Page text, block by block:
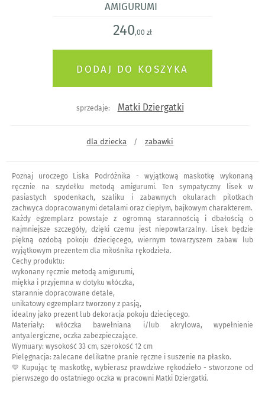
amigurumi
240,00 zł
sprzedaje: Matki Dziergatki
dla dziecka / zabawki
Poznaj uroczego Liska Podróżnika - wyjątkową maskotkę wykonaną
ręcznie na szydełku metodą amigurumi. Ten sympatyczny lisek w
pasiastych spodenkach, szaliku i zabawnych okularach pilotkach
zachwyca dopracowanymi detalami oraz ciepłym, bajkowym charakterem.
Każdy egzemplarz powstaje z ogromną starannością i dbałością o
najmniejsze szczegóły, dzięki czemu jest niepowtarzalny. Lisek będzie
piękną ozdobą pokoju dziecięcego, wiernym towarzyszem zabaw lub
wyjątkowym prezentem dla miłośnika rękodzieła.
Cechy produktu:
wykonany ręcznie metodą amigurumi,
miękka i przyjemna w dotyku włóczka,
starannie dopracowane detale,
unikatowy egzemplarz tworzony z pasją,
idealny jako prezent lub dekoracja pokoju dziecięcego.
Materiały: włóczka bawełniana i/lub akrylowa, wypełnienie
antyalergiczne, oczka zabezpieczające.
Wymuary: wysokość 33 cm, szerokość 12 cm
Pielęgnacja: zalecane delikatne pranie ręczne i suszenie na płasko.
💛 Kupując tę maskotkę, wybierasz prawdziwe rękodzieło - stworzone od
pierwszego do ostatniego oczka w pracowni Matki Dziergatki.